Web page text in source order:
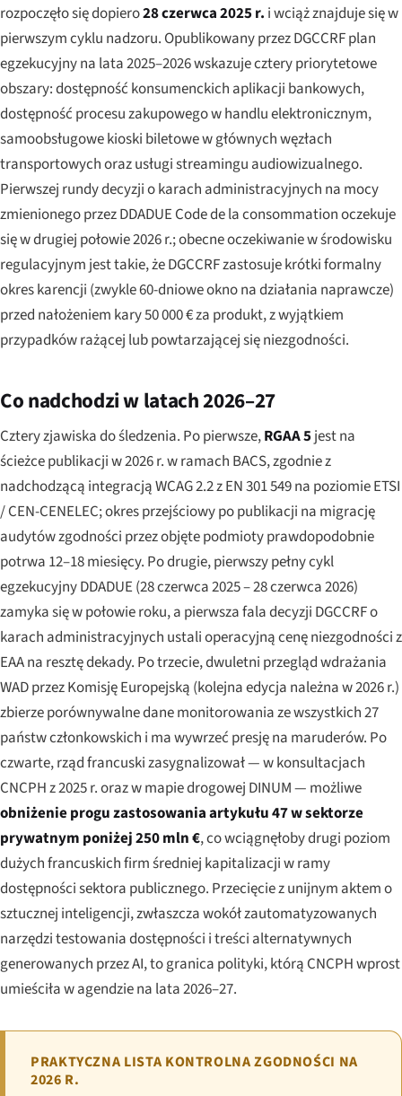
rozpoczęło się dopiero28 czerwca 2025 r. i wciąż znajduje się w
pierwszym cyklu nadzoru. Opublikowany przez DGCCRF plan
egzekucyjny na lata 2025–2026 wskazuje cztery priorytetowe
obszary: dostępność konsumenckich aplikacji bankowych,
dostępność procesu zakupowego w handlu elektronicznym,
samoobsługowe kioski biletowe w głównych węzłach
transportowych oraz usługi streamingu audiowizualnego.
Pierwszej rundy decyzji o karach administracyjnych na mocy
zmienionego przez DDADUE Code de la consommation oczekuje
się w drugiej połowie 2026 r.; obecne oczekiwanie w środowisku
regulacyjnym jest takie, że DGCCRF zastosuje krótki formalny
okres karencji (zwykle 60-dniowe okno na działania naprawcze)
przed nałożeniem kary 50 000 € za produkt, z wyjątkiem
przypadków rażącej lub powtarzającej się niezgodności.
Co nadchodzi w latach 2026–27
Cztery zjawiska do śledzenia. Po pierwsze,RGAA 5jest na
ścieżce publikacji w 2026 r. w ramach BACS, zgodnie z
nadchodzącą integracją WCAG 2.2 z EN 301 549 na poziomie ETSI
/ CEN-CENELEC; okres przejściowy po publikacji na migrację
audytów zgodności przez objęte podmioty prawdopodobnie
potrwa 12–18 miesięcy. Po drugie, pierwszy pełny cykl
egzekucyjny DDADUE (28 czerwca 2025 – 28 czerwca 2026)
zamyka się w połowie roku, a pierwsza fala decyzji DGCCRF o
karach administracyjnych ustali operacyjną cenę niezgodności z
EAA na resztę dekady. Po trzecie, dwuletni przegląd wdrażania
WAD przez Komisję Europejską (kolejna edycja należna w 2026 r.)
zbierze porównywalne dane monitorowania ze wszystkich 27
państw członkowskich i ma wywrzeć presję na maruderów. Po
czwarte, rząd francuski zasygnalizował — w konsultacjach
CNCPH z 2025 r. oraz w mapie drogowej DINUM — możliwe
obniżenie progu zastosowania artykułu 47 w sektorze
prywatnym poniżej 250 mln €, co wciągnęłoby drugi poziom
dużych francuskich firm średniej kapitalizacji w ramy
dostępności sektora publicznego. Przecięcie z unijnym aktem o
sztucznej inteligencji, zwłaszcza wokół zautomatyzowanych
narzędzi testowania dostępności i treści alternatywnych
generowanych przez AI, to granica polityki, którą CNCPH wprost
umieściła w agendzie na lata 2026–27.
PRAKTYCZNA LISTA KONTROLNA ZGODNOŚCI NA
2026 R.